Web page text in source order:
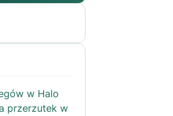
w Halo
przerzutek w